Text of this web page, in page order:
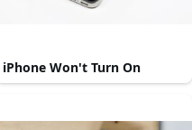
iPhone Won't Turn On